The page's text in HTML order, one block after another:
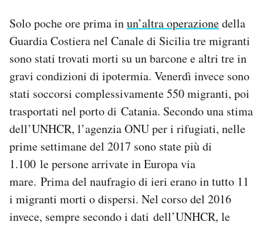
Solo poche ore prima inun’altra operazionedella
Guardia Costiera nel Canale di Sicilia tre migranti
sono stati trovati morti su un barcone e altri tre in
gravi condizioni di ipotermia. Venerdì invece sono
stati soccorsi complessivamente 550 migranti, poi
trasportati nel porto di Catania. Secondo una stima
dell’UNHCR, l’agenzia ONU per i rifugiati, nelle
prime settimane del 2017 sono state più di
1.100 le persone arrivate in Europa via
mare. Prima del naufragio di ieri erano in tutto 11
i migranti morti o dispersi. Nel corso del 2016
invece, sempre secondo i dati dell’UNHCR, le